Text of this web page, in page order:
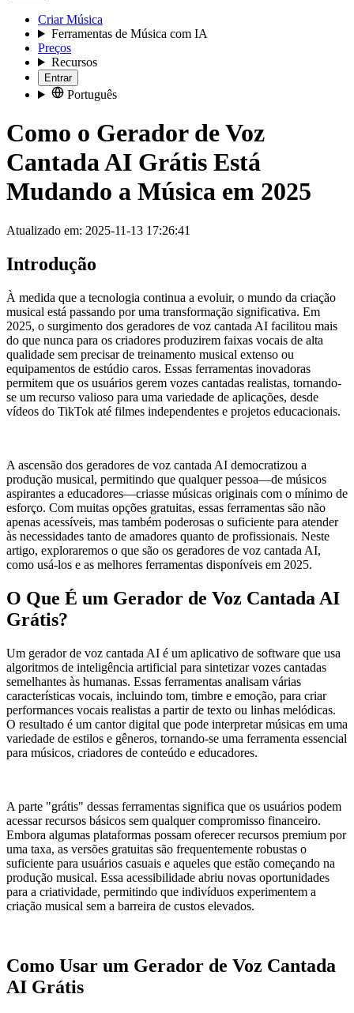
Criar Música
Ferramentas de Música com IA
Preços
Recursos
Entrar
Português
Como o Gerador de Voz
Cantada AI Grátis Está
Mudando a Música em 2025
Atualizado em: 2025-11-13 17:26:41
Introdução
À medida que a tecnologia continua a evoluir, o mundo da criação
musical está passando por uma transformação significativa. Em
2025, o surgimento dos geradores de voz cantada AI facilitou mais
do que nunca para os criadores produzirem faixas vocais de alta
qualidade sem precisar de treinamento musical extenso ou
equipamentos de estúdio caros. Essas ferramentas inovadoras
permitem que os usuários gerem vozes cantadas realistas, tornando-
se um recurso valioso para uma variedade de aplicações, desde
vídeos do TikTok até filmes independentes e projetos educacionais.
A ascensão dos geradores de voz cantada AI democratizou a
produção musical, permitindo que qualquer pessoa—de músicos
aspirantes a educadores—criasse músicas originais com o mínimo de
esforço. Com muitas opções gratuitas, essas ferramentas são não
apenas acessíveis, mas também poderosas o suficiente para atender
às necessidades tanto de amadores quanto de profissionais. Neste
artigo, exploraremos o que são os geradores de voz cantada AI,
como usá-los e as melhores ferramentas disponíveis em 2025.
O Que É um Gerador de Voz Cantada AI
Grátis?
Um gerador de voz cantada AI é um aplicativo de software que usa
algoritmos de inteligência artificial para sintetizar vozes cantadas
semelhantes às humanas. Essas ferramentas analisam várias
características vocais, incluindo tom, timbre e emoção, para criar
performances vocais realistas a partir de texto ou linhas melódicas.
O resultado é um cantor digital que pode interpretar músicas em uma
variedade de estilos e gêneros, tornando-se uma ferramenta essencial
para músicos, criadores de conteúdo e educadores.
A parte "grátis" dessas ferramentas significa que os usuários podem
acessar recursos básicos sem qualquer compromisso financeiro.
Embora algumas plataformas possam oferecer recursos premium por
uma taxa, as versões gratuitas são frequentemente robustas o
suficiente para usuários casuais e aqueles que estão começando na
produção musical. Essa acessibilidade abriu novas oportunidades
para a criatividade, permitindo que indivíduos experimentem a
criação musical sem a barreira de custos elevados.
Como Usar um Gerador de Voz Cantada
AI Grátis